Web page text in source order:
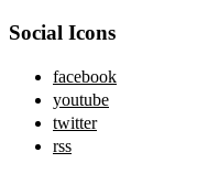
Social Icons
facebook
youtube
twitter
rss